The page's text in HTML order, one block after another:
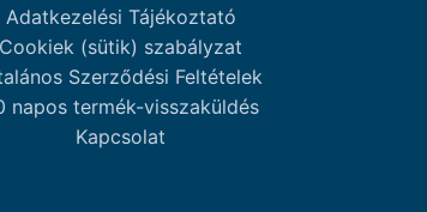
Adatkezelési Tájékoztató
Cookiek (sütik) szabályzat
Szerződési Feltételek
napos termék-visszaküldés
Kapcsolat